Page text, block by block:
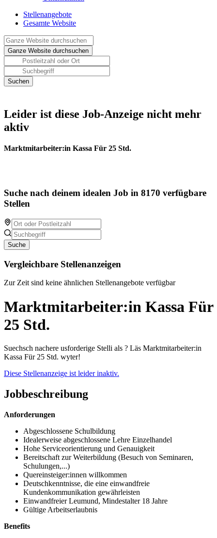
Stellenangebote
Gesamte Website
Leider ist diese Job-Anzeige nicht mehr
aktiv
Marktmitarbeiter:in Kassa Für 25 Std.
Suche nach deinem idealen Job in 8170 verfügbare
Stellen
Suche
Vergleichbare Stellenanzeigen
Zur Zeit sind keine ähnlichen Stellenangebote verfügbar
Marktmitarbeiter:in Kassa Für
25 Std.
Suechsch nachere usforderige Stelli als ? Läs Marktmitarbeiter:in
Kassa Für 25 Std. wyter!
Diese Stellenanzeige ist leider inaktiv.
Jobbeschreibung
Anforderungen
Abgeschlossene Schulbildung
Idealerweise abgeschlossene Lehre Einzelhandel
Hohe Serviceorientierung und Genauigkeit
Bereitschaft zur Weiterbildung (Besuch von Seminaren,
Schulungen,...)
Quereinsteiger:innen willkommen
Deutschkenntnisse, die eine einwandfreie
Kundenkommunikation gewährleisten
Einwandfreier Leumund, Mindestalter 18 Jahre
Gültige Arbeitserlaubnis
Benefits